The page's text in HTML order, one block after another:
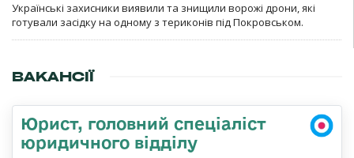
Українські захисники виявили та знищили ворожі дрони, які
готували засідку на одному з териконів під Покровськом.
ВАКАНСІЇ
Юрист, головний спеціаліст
юридичного відділу